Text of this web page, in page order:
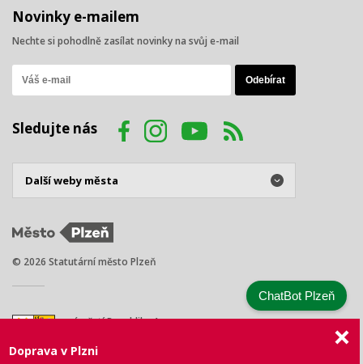
Novinky e-mailem
Nechte si pohodlně zasílat novinky na svůj e-mail
Sledujte nás
© 2026 Statutární město Plzeň
náměstí Republiky 1
Tel.: +420 378 031 111
Doprava v Plzni
ChatBot Plzeň